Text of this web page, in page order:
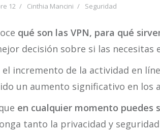
12 Cinthia Mancini Seguridad
qué son las VPN, para qué
decisión sobre si las necesitas
el incremento de la actividad en
un aumento significativo en los
en cualquier momento puedes
tanto la privacidad y